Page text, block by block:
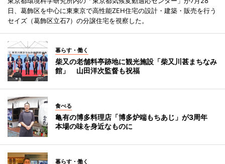
日、葛飾区を中心に東東京で高性能ZEH住宅の設計・建築・販売を行う
セイズ（葛飾区立石7）の分譲住宅を視察した。
暮らす・働く
柴又の老舗料亭跡地に観光施設「柴又川甚まちなみ
館」 山田洋次監督も祝福
食べる
亀有の博多料理店「博多炉端もちあじ」が3周年
本場の味を身近なものに
暮らす・働く